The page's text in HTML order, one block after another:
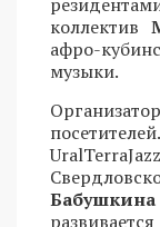
коллектив
афро-
музыки.
Бабушкина